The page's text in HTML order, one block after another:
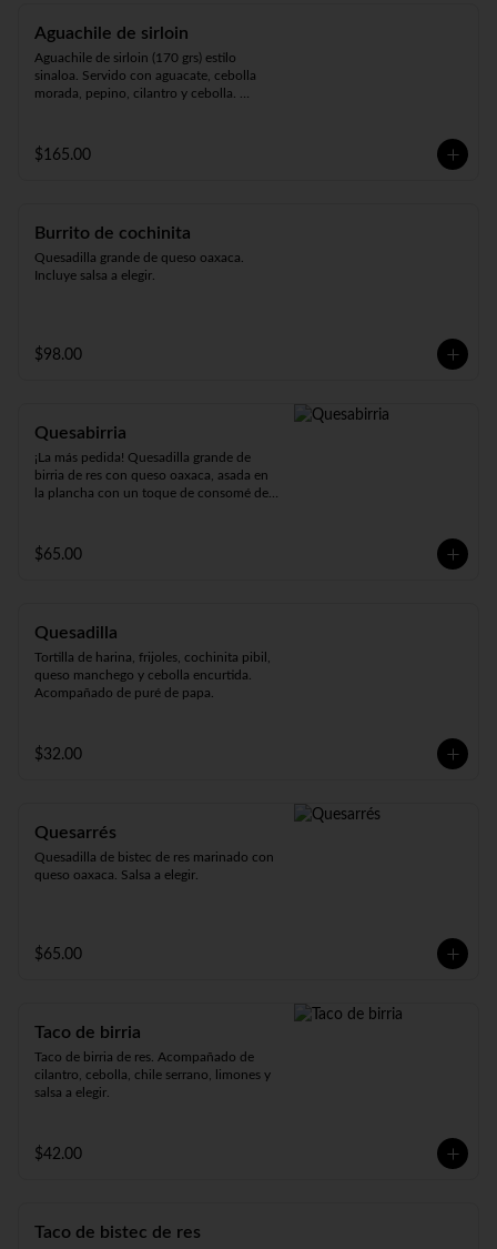
Aguachile de sirloin
Aguachile de sirloin (170 grs) estilo
sinaloa. Servido con aguacate, cebolla
morada, pepino, cilantro y cebolla.
$165.00
Burrito de cochinita
Quesadilla grande de queso oaxaca.
Incluye salsa a elegir.
$98.00
Quesabirria
¡La más pedida! Quesadilla grande de
birria de res con queso oaxaca, asada en
la plancha con un toque de consomé de
serrano, limones y salsa a elegir.
$65.00
Quesadilla
Tortilla de harina, frijoles, cochinita pibil,
queso manchego y cebolla encurtida.
Acompañado de puré de papa.
$32.00
Quesarrés
Quesadilla de bistec de res marinado con
queso oaxaca. Salsa a elegir.
$65.00
Taco de birria
Taco de birria de res. Acompañado de
cilantro, cebolla, chile serrano, limones y
salsa a elegir.
$42.00
Taco de bistec de res